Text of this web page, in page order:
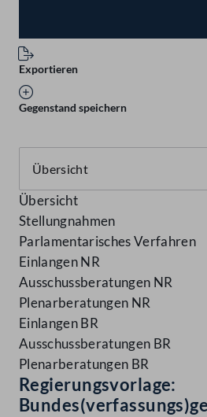
Exportieren
Gegenstand speichern
Übersicht
Stellungnahmen
Parlamentarisches Verfahren
Einlangen NR
Ausschussberatungen NR
Plenarberatungen NR
Einlangen BR
Ausschussberatungen BR
Plenarberatungen BR
Regierungsvorlage: